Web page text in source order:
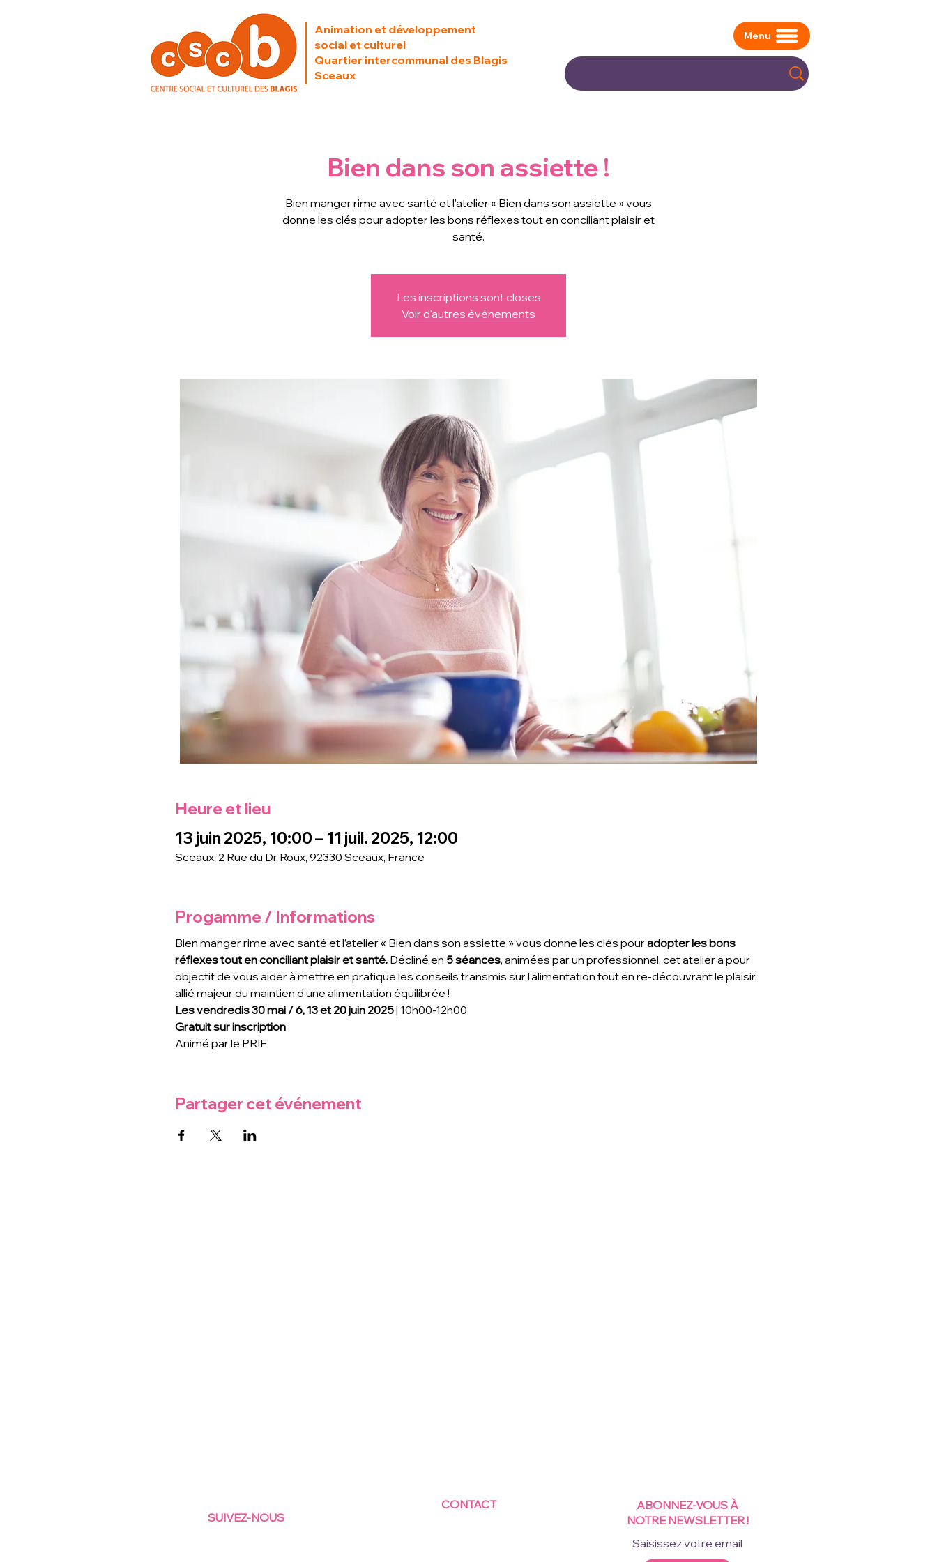
Animation et développement
social et culturel
Quartier intercommunal des Blagis
Sceaux
Menu
Bien dans son assiette !
Bien manger rime avec santé et l’atelier « Bien dans son assiette » vous
donne les clés pour adopter les bons réflexes tout en conciliant plaisir et
santé.
Les inscriptions sont closes
Voir d'autres événements
Heure et lieu
13 juin 2025, 10:00 – 11 juil. 2025, 12:00
Sceaux, 2 Rue du Dr Roux, 92330 Sceaux, France
Progamme / Informations
Bien manger rime avec santé et l’atelier « Bien dans son assiette » vous donne les clés pour adopter les bons
réflexes tout en conciliant plaisir et santé. Décliné en 5 séances, animées par un professionnel, cet atelier a pour
objectif de vous aider à mettre en pratique les conseils transmis sur l’alimentation tout en re-découvrant le plaisir,
allié majeur du maintien d’une alimentation équilibrée !
Les vendredis 30 mai / 6, 13 et 20 juin 2025 | 10h00-12h00
Gratuit sur inscription
Animé par le PRIF
Partager cet événement
SUIVEZ-NOUS
CONTACT
ABONNEZ-VOUS À
NOTRE NEWSLETTER !